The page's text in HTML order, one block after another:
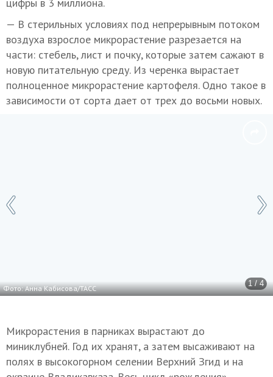
— В стерильных условиях под непрерывным потоком
воздуха взрослое микрорастение разрезается на
части: стебель, лист и почку, которые затем сажают в
новую питательную среду. Из черенка вырастает
полноценное микрорастение картофеля. Одно такое в
зависимости от сорта дает от трех до восьми новых.
1 / 4
Фото: Анна Кабисова/ТАСС
Микрорастения в парниках вырастают до
миниклубней. Год их хранят, а затем высаживают на
полях в высокогорном селении Верхний Згид и на